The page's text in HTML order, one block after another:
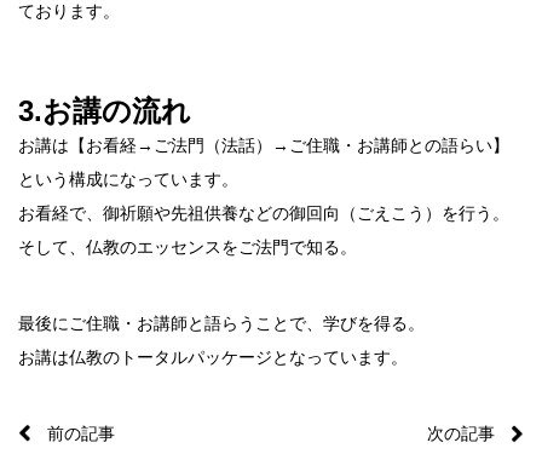
ております。
3.お講の流れ
お講は【お看経→ご法門（法話）→ご住職・お講師との語らい】
という構成になっています。
お看経で、御祈願や先祖供養などの御回向（ごえこう）を行う。
そして、仏教のエッセンスをご法門で知る。
最後にご住職・お講師と語らうことで、学びを得る。
お講は仏教のトータルパッケージとなっています。
前の記事 次の記事